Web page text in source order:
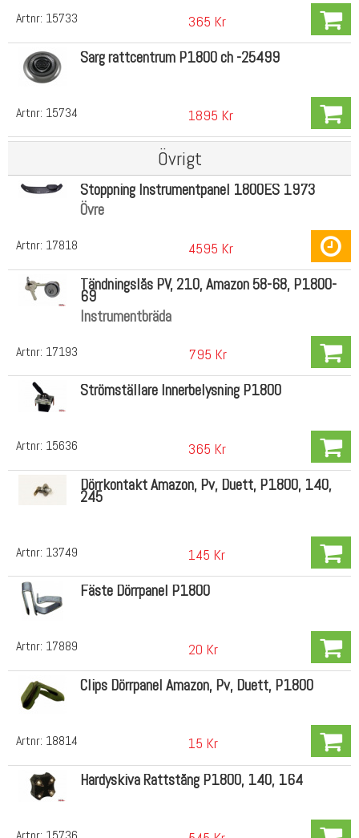
Artnr: 15733 365 Kr
Artnr: 15734
Sarg rattcentrum P1800 ch -25499
1895 Kr
Övrigt
Artnr: 17818
Stoppning Instrumentpanel 1800ES 1973
Övre
4595 Kr
Artnr: 17193
Tändningslås PV, 210, Amazon 58-68, P1800-
69
Instrumentbräda
795 Kr
Artnr: 15636
Strömställare Innerbelysning P1800
365 Kr
Artnr: 13749
Dörrkontakt Amazon, Pv, Duett, P1800, 140,
245
145 Kr
Artnr: 17889
Fäste Dörrpanel P1800
20 Kr
Artnr: 18814
Clips Dörrpanel Amazon, Pv, Duett, P1800
15 Kr
Hardyskiva Rattstång P1800, 140, 164